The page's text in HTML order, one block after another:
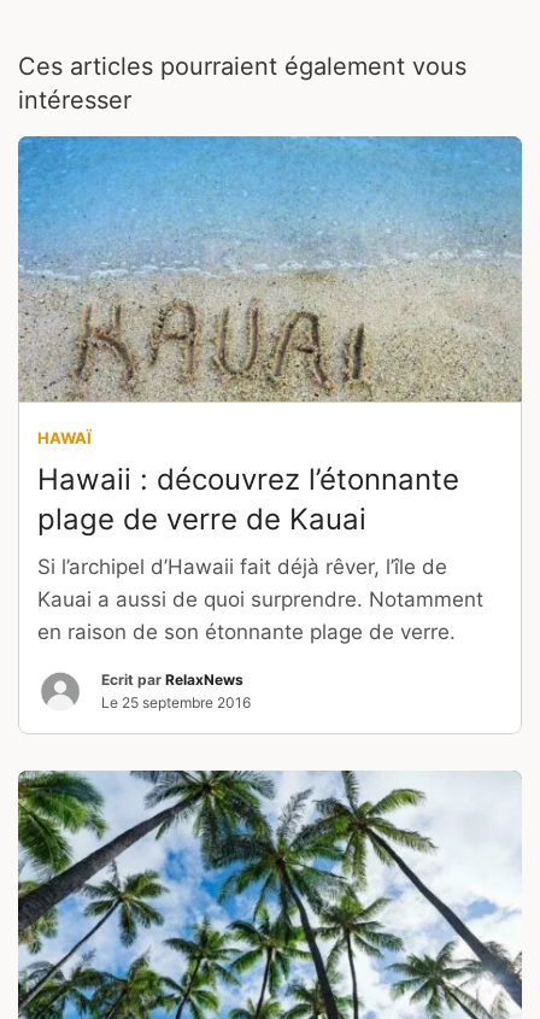
Ces articles pourraient également vous
intéresser
HAWAÏ
Hawaii : découvrez l’étonnante
plage de verre de Kauai
Si l’archipel d’Hawaii fait déjà rêver, l’île de
Kauai a aussi de quoi surprendre. Notamment
en raison de son étonnante plage de verre.
Ecrit par RelaxNews
Le 25 septembre 2016